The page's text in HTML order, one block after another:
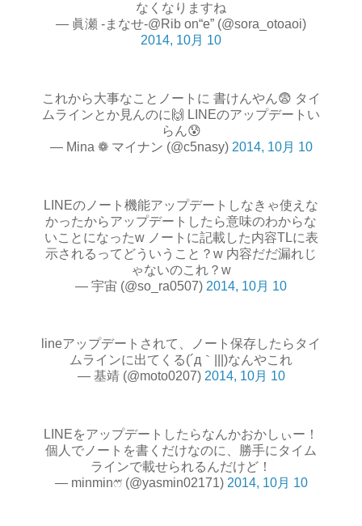
なくなりますね
— 眞瀬 -まなせ-@Rib on“e” (@sora_otoaoi)
2014, 10月 10
これから大事なことノートに 書けんやん😨 タイ
ムラインとか見んのに🙌 LINEのアップデートい
らん😰
— Mina ❁ マイナン (@c5nasy) 2014, 10月 10
LINEのノート機能アップデートしなきゃ使えな
かったからアップデートしたら意味のわからな
いことになったw ノートに記載した内容TLに表
示されるってどういうこと？w 内容だだ漏れじ
ゃないのこれ？w
— 宇宙 (@so_ra0507) 2014, 10月 10
lineアップデートされて、ノート保存したらタイ
ムラインに出てくる(´д｀|||)なんやこれ
— 基靖 (@moto0207) 2014, 10月 10
LINEをアップデートしたらなんかおかしぃー！
個人でノートを書くだけなのに、勝手にタイム
ラインで載せられるんだけど！
— minminෆ⃛ (@yasmin02171) 2014, 10月 10